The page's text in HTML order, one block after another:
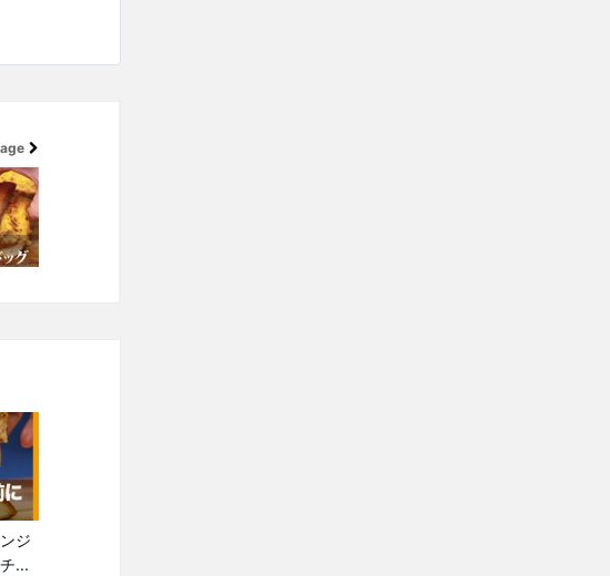
ジ
...